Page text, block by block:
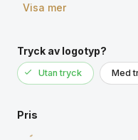
Visa mer
Tryck av logotyp?
Utan tryck Med
Pris